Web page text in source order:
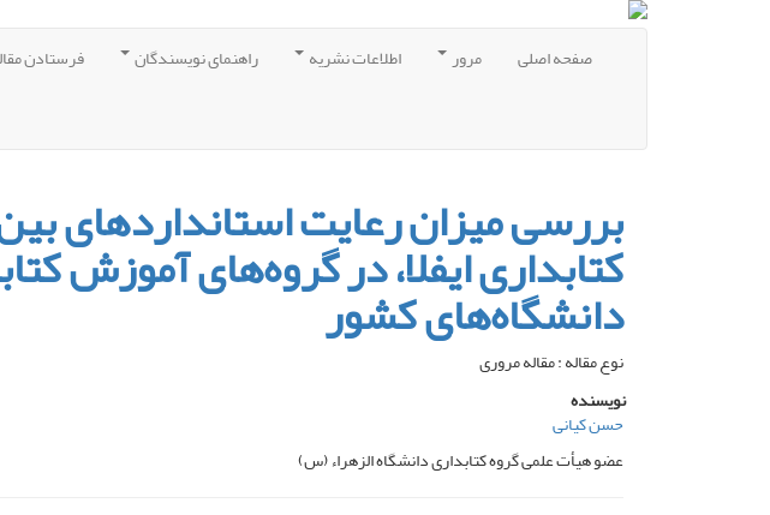
صفحه اصلی مرور اطلاعات نشریه راهنمای نویسندگان فرستادن
بررسی میزان رعایت استانداردهای
کتابداری ایفلا، در گروه‌های آموزش
دانشگاه‌های کشور
نوع مقاله : مقاله مروری
نویسنده
حسن کیانی
عضو هیأت علمی گروه کتابداری دانشگاه الزهراء (س)